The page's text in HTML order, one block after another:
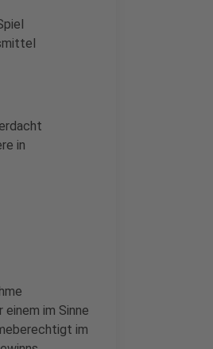
in
im Sinne
im